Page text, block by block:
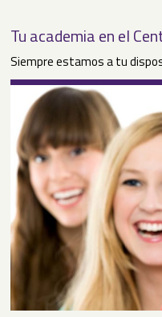
Tu academia en el
Siempre estamos a tu